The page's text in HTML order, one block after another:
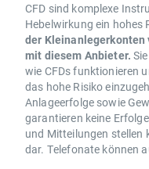
CFD sind komplexe
Hebelwirkung ein hohes
der Kleinanlegerkonten
mit diesem Anbieter.
wie CFDs funktionieren
das hohe Risiko
Anlageerfolge sowie
garantieren keine
und Mitteilungen stellen
dar. Telefonate können